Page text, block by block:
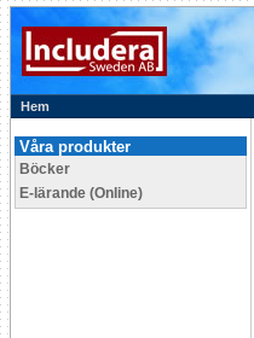
Hem
Våra produkter
Böcker
E-lärande (Online)